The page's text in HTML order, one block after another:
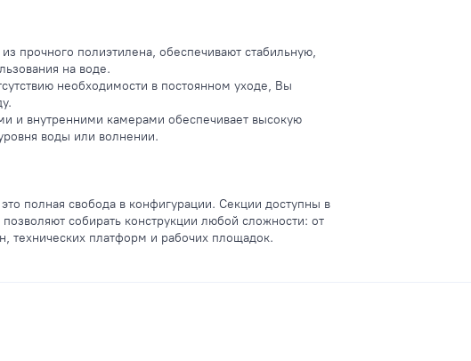
прочного полиэтилена, обеспечивают стабильную,
на воде.
необходимости в постоянном уходе, Вы
и внутренними камерами обеспечивает высокую
воды или волнении.
полная свобода в конфигурации. Секции доступны в
собирать конструкции любой сложности: от
технических платформ и рабочих площадок.